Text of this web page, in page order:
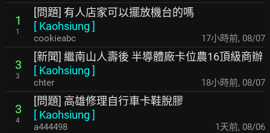
1
1
[問題] 有人店家可以擺放機台的嗎
[ Kaohsiung ]
cookieabc 17小時前, 08/07
3
3
[新聞] 繼南山人壽後 半導體廠卡位農16頂級商辦
[ Kaohsiung ]
chter 18小時前, 08/07
3
4
[問題] 高雄修理自行車卡鞋脫膠
[ Kaohsiung ]
a444498 1天前, 08/06